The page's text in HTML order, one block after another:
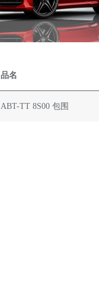
品名
ABT-TT 8S00 包围